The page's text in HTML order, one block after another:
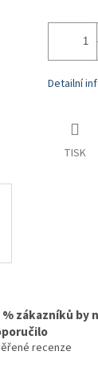
Detailní
TISK
% zákazníků by
recenze